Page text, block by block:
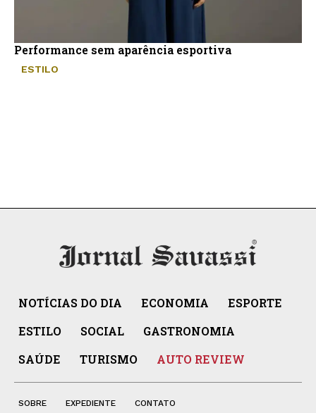
Performance sem aparência esportiva
ESTILO
NOTÍCIAS DO DIA ECONOMIA
ESPORTE
ESTILO
SOCIAL
GASTRONOMIA
SAÚDE
TURISMO AUTO REVIEW
SOBRE EXPEDIENTE CONTATO